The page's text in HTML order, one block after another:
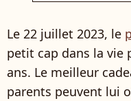
Le 22 juillet 2023, le
petit cap dans la vie
ans. Le meilleur
parents peuvent lui